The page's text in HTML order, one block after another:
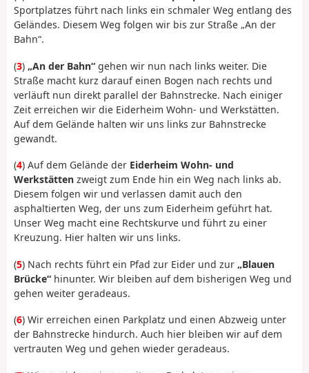
Sportplatzes führt nach links ein schmaler Weg entlang des
Geländes. Diesem Weg folgen wir bis zur Straße „An der
Bahn“.
(3) „An der Bahn“ gehen wir nun nach links weiter. Die
Straße macht kurz darauf einen Bogen nach rechts und
verläuft nun direkt parallel der Bahnstrecke. Nach einiger
Zeit erreichen wir die Eiderheim Wohn- und Werkstätten.
Auf dem Gelände halten wir uns links zur Bahnstrecke
gewandt.
(4) Auf dem Gelände der Eiderheim Wohn- und
Werkstätten zweigt zum Ende hin ein Weg nach links ab.
Diesem folgen wir und verlassen damit auch den
asphaltierten Weg, der uns zum Eiderheim geführt hat.
Unser Weg macht eine Rechtskurve und führt zu einer
Kreuzung. Hier halten wir uns links.
(5) Nach rechts führt ein Pfad zur Eider und zur „Blauen
Brücke“ hinunter. Wir bleiben auf dem bisherigen Weg und
gehen weiter geradeaus.
(6) Wir erreichen einen Parkplatz und einen Abzweig unter
der Bahnstrecke hindurch. Auch hier bleiben wir auf dem
vertrauten Weg und gehen wieder geradeaus.